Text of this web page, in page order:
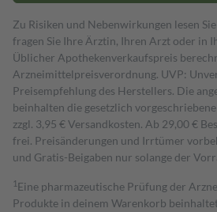
Zu Risiken und Nebenwirkungen lesen
fragen Sie Ihre Ärztin, Ihren Arzt oder in
Üblicher Apothekenverkaufspreis
Arzneimittelpreisverordnung. UVP:
Preisempfehlung des Herstellers. Die
beinhalten die gesetzlich
zzgl. 3,95 € Versandkosten. Ab 29,00 €
frei. Preisänderungen und Irrtümer
und Gratis-Beigaben nur solange der
1 Eine pharmazeutische Prüfung der
Produkte in deinem Warenkorb